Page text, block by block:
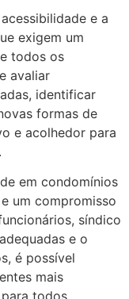
e a
exigem um
todos os
avaliar
identificar
formas de
e acolhedor para
em condomínios
um compromisso
síndico
e o
é possível
mais